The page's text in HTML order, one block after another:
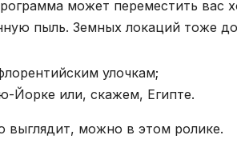
может переместить вас
пыль. Земных локаций тоже
улочкам;
Йорке или, скажем, Египте.
выглядит, можно в этом ролике.